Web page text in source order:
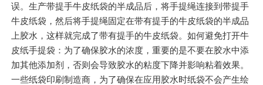
误。生产带提手牛皮纸袋的半成品后，将手提绳连接到带提手
牛皮纸袋，然后将手提绳固定在带有提手的牛皮纸袋的半成品
上胶水，这样就完成了带有提手的牛皮纸袋。如何避免打开牛
皮纸手提袋：为了确保胶水的浓度，重要的是不要在胶水中添
加其他添加剂，否则会导致胶水的粘度下降并影响粘着效果。
一些纸袋印刷制造商，为了确保在应用胶水时纸袋不会产生绘